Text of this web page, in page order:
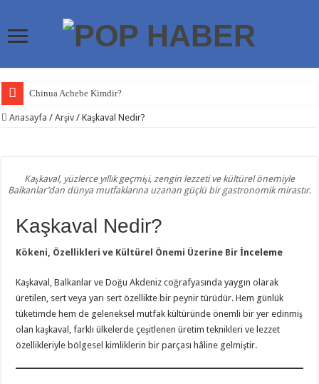
Chinua Achebe Kimdir?
Craig Higginson Kimdir?
Meksika Depremi
Kanser Önleyici Yaşam Rehberi
Venezuela Depremi
Türkiye Neden Sık Deprem Yaşıyor?
Bill Murray Kimdir?
Anasayfa / Arşiv / Kaşkaval Nedir?
Kaşkaval, yüzlerce yıllık geçmişi, zengin lezzeti ve kültürel önemiyle
Balkanlar’dan dünya mutfaklarına uzanan güçlü bir gastronomik mirastır.
Kaşkaval Nedir?
Kökeni, Özellikleri ve Kültürel Önemi Üzerine Birİnceleme
Kaşkaval, Balkanlar ve Doğu Akdeniz coğrafyasında yaygın olarak
üretilen, sert veya yarı sert özellikte bir peynir türüdür. Hem günlük
tüketimde hem de geleneksel mutfak kültüründe önemli bir yer edinmiş
olan kaşkaval, farklı ülkelerde çeşitlenen üretim teknikleri ve lezzet
özellikleriyle bölgesel kimliklerin bir parçası hâline gelmiştir.